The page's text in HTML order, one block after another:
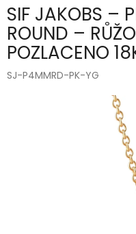
SIF JAKOBS –
ROUND –
POZLACENO
SJ-P4MMRD-PK-YG